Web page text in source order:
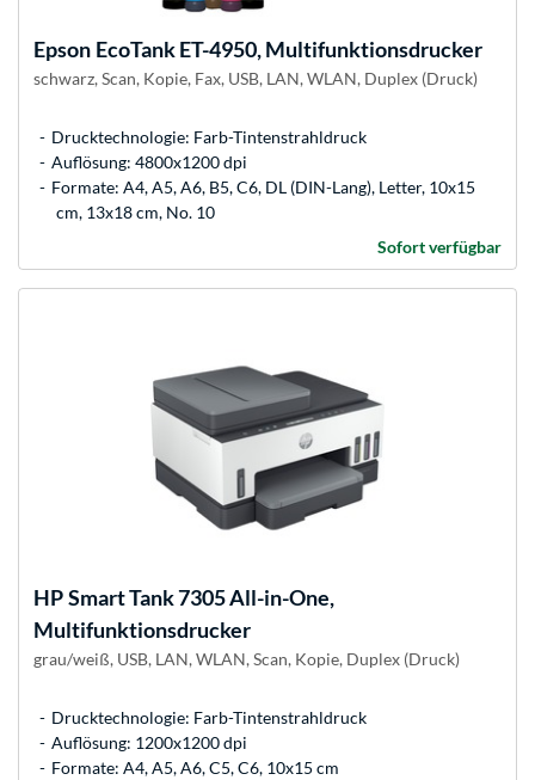
Epson EcoTank ET-4950, Multifunktionsdrucker
schwarz, Scan, Kopie, Fax, USB, LAN, WLAN, Duplex (Druck)
Drucktechnologie: Farb-Tintenstrahldruck
Auflösung: 4800x1200 dpi
Formate: A4, A5, A6, B5, C6, DL (DIN-Lang), Letter, 10x15
cm, 13x18 cm, No. 10
Sofort verfügbar
HPSmart Tank 7305 All-in-One,
Multifunktionsdrucker
grau/weiß, USB, LAN, WLAN, Scan, Kopie, Duplex (Druck)
Drucktechnologie: Farb-Tintenstrahldruck
Auflösung: 1200x1200 dpi
Formate: A4, A5, A6, C5, C6, 10x15 cm